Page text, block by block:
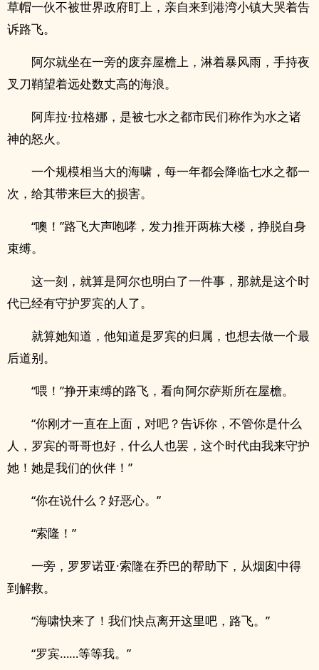
草帽一伙不被世界政府盯上，亲自来到港湾小镇大哭着告
诉路飞。
阿尔就坐在一旁的废弃屋檐上，淋着暴风雨，手持夜
叉刀鞘望着远处数丈高的海浪。
阿库拉·拉格娜，是被七水之都市民们称作为水之诸
神的怒火。
一个规模相当大的海啸，每一年都会降临七水之都一
次，给其带来巨大的损害。
“噢！”路飞大声咆哮，发力推开两栋大楼，挣脱自身
束缚。
这一刻，就算是阿尔也明白了一件事，那就是这个时
代已经有守护罗宾的人了。
就算她知道，他知道是罗宾的归属，也想去做一个最
后道别。
“喂！”挣开束缚的路飞，看向阿尔萨斯所在屋檐。
“你刚才一直在上面，对吧？告诉你，不管你是什么
人，罗宾的哥哥也好，什么人也罢，这个时代由我来守护
她！她是我们的伙伴！”
“你在说什么？好恶心。”
“索隆！”
一旁，罗罗诺亚·索隆在乔巴的帮助下，从烟囱中得
到解救。
“海啸快来了！我们快点离开这里吧，路飞。”
“罗宾……等等我。”